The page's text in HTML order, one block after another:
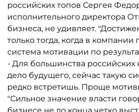
российских топов Сергея
исполнительного директора
бизнеса, не удивляет.
только тогда, когда в компании
система мотивации по
- Для большинства российских
дело будущего, сейчас такую
редко встретишь. Проще
"Сильное значение власти